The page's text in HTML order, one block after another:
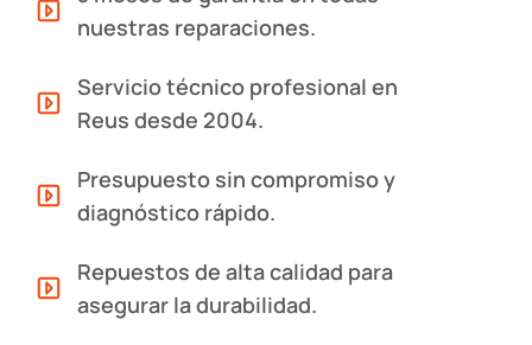
nuestras reparaciones.
Servicio técnico profesional en
Reus desde 2004.
Presupuesto sin compromiso y
diagnóstico rápido.
Repuestos de alta calidad para
asegurar la durabilidad.